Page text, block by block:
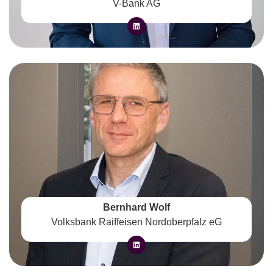
V-Bank AG
Bernhard Wolf
Volksbank Raiffeisen Nordoberpfalz eG